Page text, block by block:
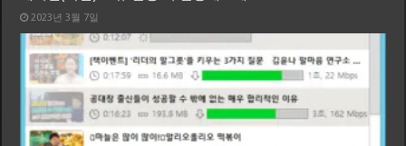
2023년 3월 7일